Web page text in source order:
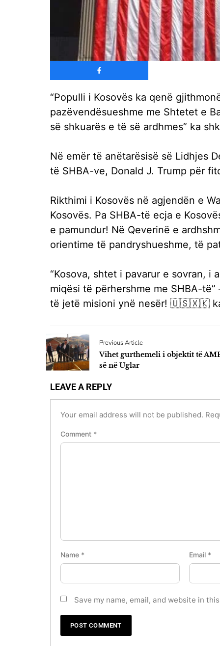
“Populli i Kosovës ka qenë
pazëvendësueshme me Shtetet e
së shkuarës e të së ardhmes” ka
Në emër të anëtarësisë së Lidhjes
të SHBA-ve, Donald J. Trump për
Rikthimi i Kosovës në agjendën e
Kosovës. Pa SHBA-të ecja e
e pamundur! Në Qeverinë e
orientime të pandryshueshme, të
“Kosova, shtet i pavarur e sovran, i
miqësi të përhershme me SHBA-
të jetë misioni ynë nesër! 🇺🇸🇽🇰 ka
Previous Article
Vihet gurthemeli i objektit të
së në Uglar
LEAVE A REPLY
Your email address will not be published.
Comment *
Name * Email *
Save my name, email, and website in